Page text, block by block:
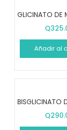
Q
Añadir al
Q